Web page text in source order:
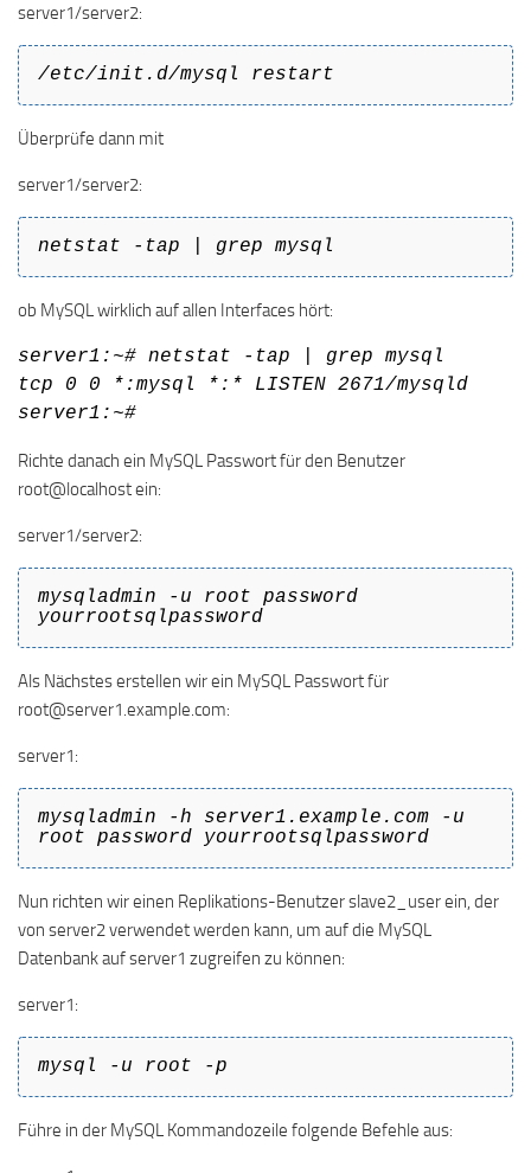
server1/server2:
/etc/init.d/mysql restart
Überprüfe dann mit
server1/server2:
netstat -tap | grep mysql
ob MySQL wirklich auf allen Interfaces hört:
server1:~# netstat -tap | grep mysql
tcp 0 0 *:mysql *:* LISTEN 2671/mysqld
server1:~#
Richte danach ein MySQL Passwort für den Benutzer
root@localhost ein:
server1/server2:
mysqladmin -u root password
yourrootsqlpassword
Als Nächstes erstellen wir ein MySQL Passwort für
root@server1.example.com:
server1:
mysqladmin -h server1.example.com -u
root password yourrootsqlpassword
Nun richten wir einen Replikations-Benutzer slave2_user ein, der
von server2 verwendet werden kann, um auf die MySQL
Datenbank auf server1 zugreifen zu können:
server1:
mysql -u root -p
Führe in der MySQL Kommandozeile folgende Befehle aus: